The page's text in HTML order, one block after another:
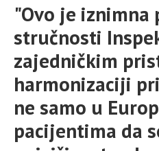
"Ovo je
stručnosti
zajedničkim
harmonizaciji
ne samo u
pacijentima da